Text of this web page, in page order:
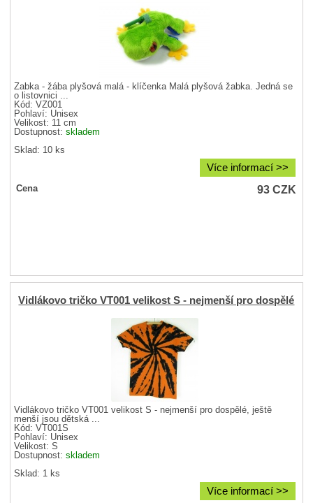
Žabka - žába plyšová malá - klíčenka Malá plyšová žabka. Jedná se
o listovnici ...
Kód: VZ001
Pohlaví: Unisex
Velikost: 11 cm
Dostupnost:skladem
Sklad: 10 ks
Více informací >>
Cena 93CZK
Vidlákovo tričko VT001 velikost S - nejmenší pro dospělé
Vidlákovo tričko VT001 velikost S - nejmenší pro dospělé, ještě
menší jsou dětská ...
Kód: VT001S
Pohlaví: Unisex
Velikost:S
Dostupnost:skladem
Sklad: 1 ks
Více informací >>